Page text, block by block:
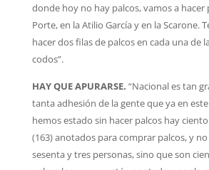
donde hoy no hay palcos, vamos a hacer
Porte, en la Atilio García y en la Scarone.
hacer dos filas de palcos en cada una de
codos”.
HAY QUE APURARSE. “Nacional es tan
tanta adhesión de la gente que ya en
hemos estado sin hacer palcos hay
(163) anotados para comprar palcos, y
sesenta y tres personas, sino que son